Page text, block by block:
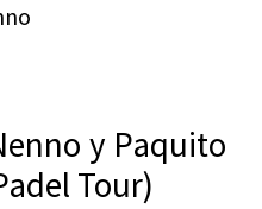
y Paquito
Tour)